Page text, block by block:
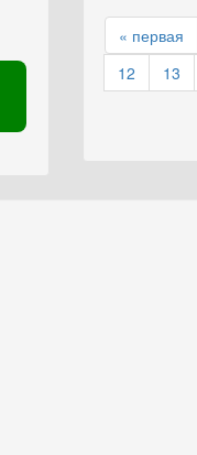
« первая
12
13